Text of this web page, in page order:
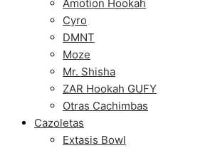
Amotion Hookah
Cyro
DMNT
Moze
Mr. Shisha
ZAR Hookah GUFY
Otras Cachimbas
Cazoletas
Extasis Bowl